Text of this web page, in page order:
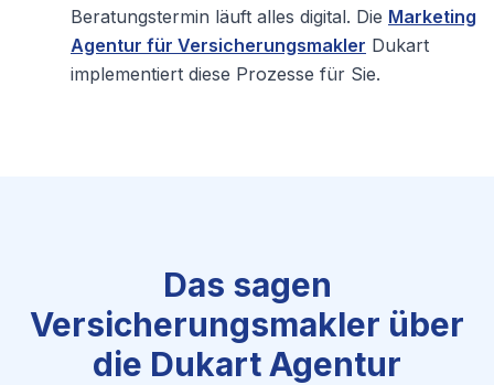
Beratungstermin läuft alles digital. Die Marketing
Agentur für Versicherungsmakler Dukart
implementiert diese Prozesse für Sie.
Das sagen
Versicherungsmakler über
die Dukart Agentur